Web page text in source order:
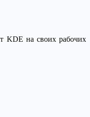
KDE на своих рабочих